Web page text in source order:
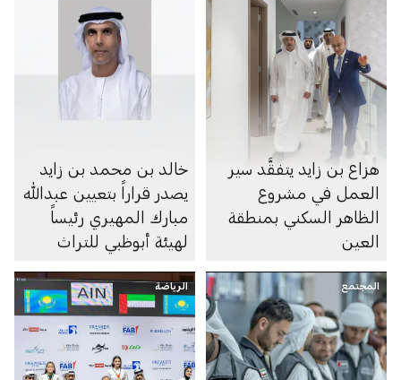
هزاع بن زايد يتفقَّد سير
العمل في مشروع
الظاهر السكني بمنطقة
العين
خالد بن محمد بن زايد
يصدر قراراً بتعيين عبدالله
مبارك المهيري رئيساً
لهيئة أبوظبي للتراث
المجتمع الرياضة